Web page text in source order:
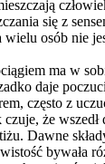
się z
wielu osób nie
ma w
daje
często z
czuje, że
Dawne
bywała